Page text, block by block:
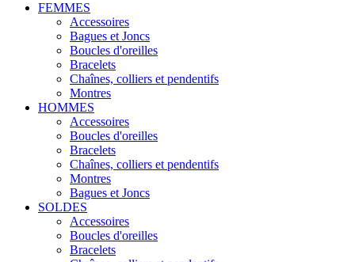
FEMMES
Accessoires
Bagues et Joncs
Boucles d'oreilles
Bracelets
Chaînes, colliers et pendentifs
Montres
HOMMES
Accessoires
Boucles d'oreilles
Bracelets
Chaînes, colliers et pendentifs
Montres
Bagues et Joncs
SOLDES
Accessoires
Boucles d'oreilles
Bracelets